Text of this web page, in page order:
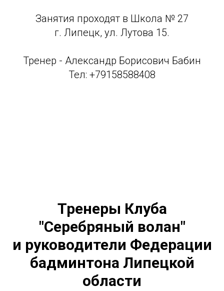
Занятия проходят в Школа № 27
г. Липецк, ул. Лутова 15.
Тренер - Александр Борисович Бабин
Тел: +79158588408
Тренеры Клуба
"Серебряный волан"
и руководители Федерации
бадминтона Липецкой
области